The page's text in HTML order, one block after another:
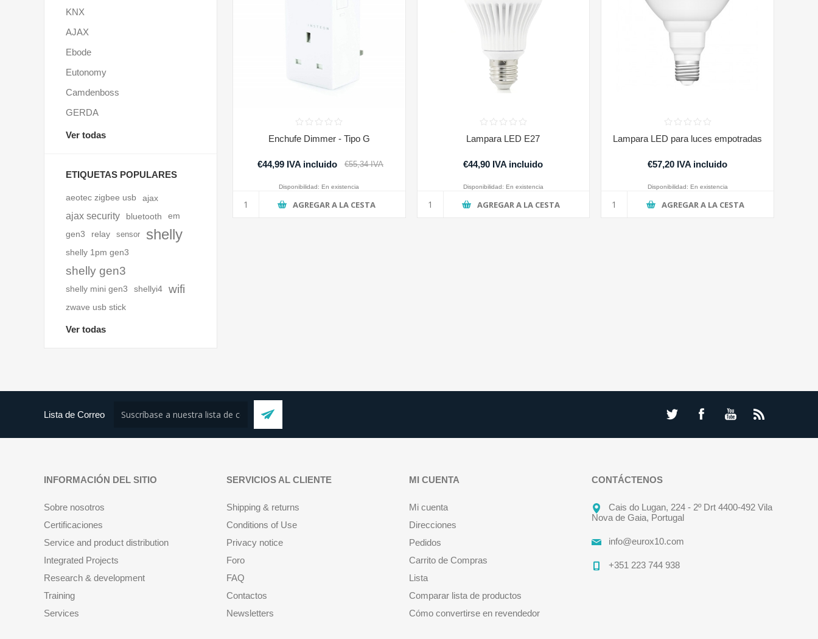
Enchufe Dimmer - Tipo G
€44,99 IVA incluido
€55,34 IVA
AGREGAR A LA CESTA
Disponibilidad: En existencia
Lampara LED E27
€44,90 IVA incluido
AGREGAR A LA CESTA
Disponibilidad: En existencia
Lampara LED para luces empotradas
€57,20 IVA incluido
AGREGAR A LA CESTA
Disponibilidad: En existencia
KNX
AJAX
Ebode
Eutonomy
Camdenboss
GERDA
Ver todas
ETIQUETAS POPULARES
aeotec zigbee usb ajax
ajax security bluetooth
em
gen3
relay sensor shelly
shelly 1pm gen3
shelly gen3
shelly mini gen3 shellyi4 wifi
zwave usb stick
Ver todas
Lista de Correo
INFORMACIÓN DEL SITIO
Sobre nosotros
Certificaciones
Service and product distribution
Integrated Projects
Research & development
Training
Services
SERVICIOS AL CLIENTE
Shipping & returns
Conditions of Use
Privacy notice
Foro
FAQ
Contactos
Newsletters
MI CUENTA
Mi cuenta
Direcciones
Pedidos
Carrito de Compras
Lista
Comparar lista de productos
Cómo convertirse en revendedor
CONTÁCTENOS
Cais do Lugan, 224 - 2º Drt 4400-492 Vila
Nova de Gaia, Portugal
info@eurox10.com
+351 223 744 938